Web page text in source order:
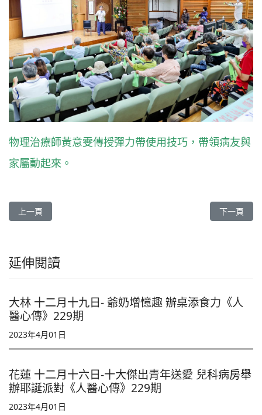
物理治療師黃意雯傳授彈力帶使用技巧，帶領病友與
家屬動起來。
上一篇文章: 台北慈院 專家研討AI運用 強化醫療資訊安全《人醫心
上一頁 下一篇文
下一頁
延伸閱讀
大林 十二月十九日- 爺奶增憶趣 辦桌添食力《人
醫心傳》229期
2023年4月01日
花蓮 十二月十六日-十大傑出青年送愛 兒科病房舉
辦耶誕派對《人醫心傳》229期
2023年4月01日